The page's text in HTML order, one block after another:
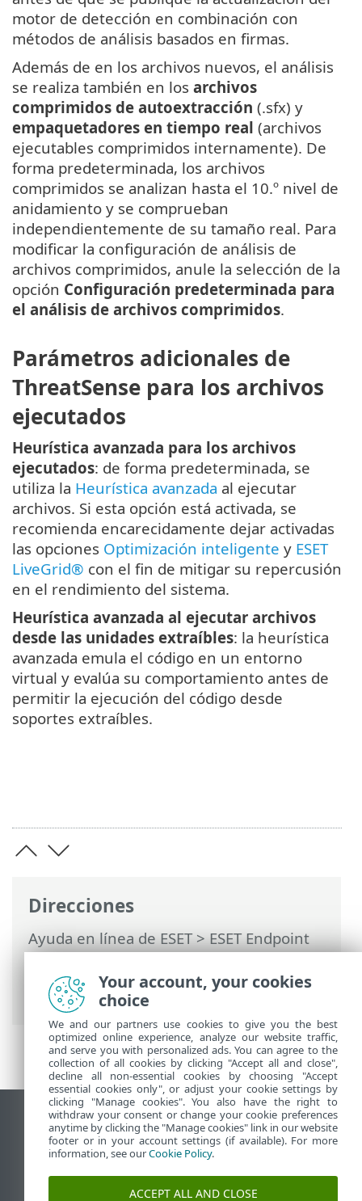
Direcciones
Ayuda en línea de ESET>ESET Endpoint
Security>Configuración avanzada>
Protecciones> ThreatSense>
Parámetros adicionales de ThreatSense
motor de detección en combinación con
métodos de análisis basados en firmas.
Además de en los archivos nuevos, el análisis
se realiza también en los archivos
comprimidos de autoextracción (.sfx) y
empaquetadores en tiempo real (archivos
ejecutables comprimidos internamente). De
forma predeterminada, los archivos
comprimidos se analizan hasta el 10.º nivel de
anidamiento y se comprueban
independientemente de su tamaño real. Para
modificar la configuración de análisis de
archivos comprimidos, anule la selección de la
opción Configuración predeterminada para
el análisis de archivos comprimidos.
Parámetros adicionales de
ThreatSense para los archivos
ejecutados
Heurística avanzada para los archivos
ejecutados: de forma predeterminada, se
utiliza la Heurística avanzada al ejecutar
archivos. Si esta opción está activada, se
recomienda encarecidamente dejar activadas
las opciones Optimización inteligente y ESET
LiveGrid® con el fin de mitigar su repercusión
en el rendimiento del sistema.
Heurística avanzada al ejecutar archivos
desde las unidades extraíbles: la heurística
avanzada emula el código en un entorno
virtual y evalúa su comportamiento antes de
permitir la ejecución del código desde
soportes extraíbles.
Ver sitio para ordenador
End of Life
Base de conocimiento de ESET
Foro de ESET
Your account, your cookies
choice
We and our partners use cookies to give you the best
optimized online experience, analyze our website traffic,
and serve you with personalized ads. You can agree to the
collection of all cookies by clicking "Accept all and close",
decline all non-essential cookies by choosing "Accept
essential cookies only", or adjust your cookie settings by
clicking "Manage cookies". You also have the right to
withdraw your consent or change your cookie preferences
anytime by clicking the "Manage cookies" link in our website
footer or in your account settings (if available). For more
information, see ourCookie Policy.
ACCEPT ALL AND CLOSE